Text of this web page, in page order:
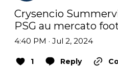
Crysencio
PSG au mercato
4:40 PM · Jul 2, 2024
1 Reply